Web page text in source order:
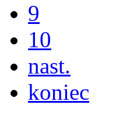
9
10
nast.
koniec